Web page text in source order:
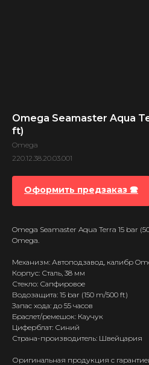
Omega Seamaster Aqua
ft)
Omega
220.12.38.20.03.001
Оформить предзаказ 🕿
Omega Seamaster Aqua Terra 15 bar
Omega.
Механизм: Автоподзавод, калибр
Корпус: Сталь, 38 мм
Стекло: Сапфировое
Водозащита: 15 bar (150 m/500 ft)
Запас хода: до 55 часов
Браслет/ремешок: Каучук
Циферблат: Синий
Страна-производитель: Швейцария
Оригинальная продукция с